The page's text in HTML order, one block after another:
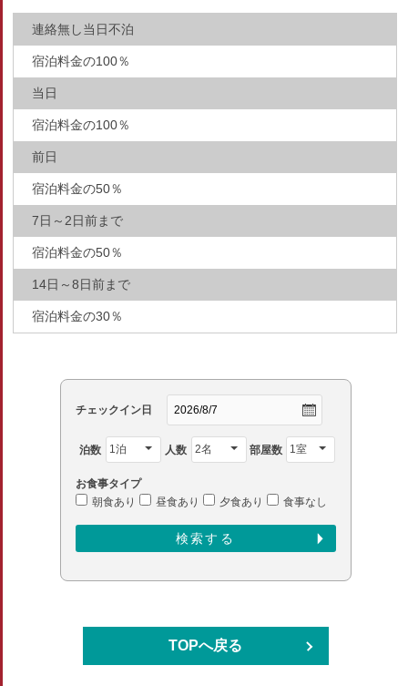
連絡無し当日不泊
宿泊料金の100％
当日
宿泊料金の100％
前日
宿泊料金の50％
7日～2日前まで
宿泊料金の50％
14日～8日前まで
宿泊料金の30％
チェックイン日
泊数 人数 部屋数
お食事タイプ
朝食あり
昼食あり 夕食あり 食事なし
TOPへ戻る